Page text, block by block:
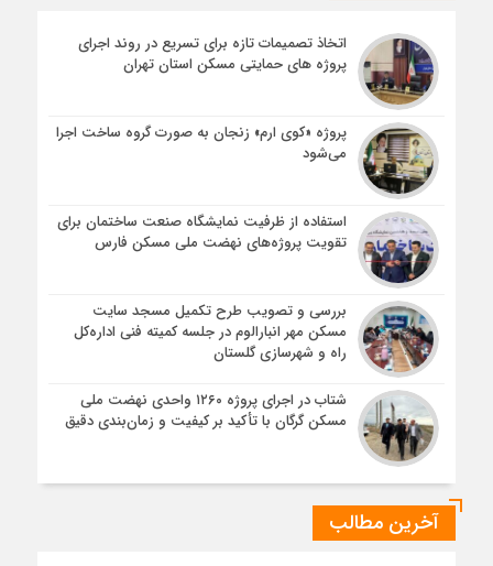
اتخاذ تصمیمات تازه برای تسریع در روند اجرای
پروژه های حمایتی مسکن استان تهران
پروژه «کوی ارم» زنجان به صورت گروه ساخت اجرا
می‌شود
استفاده از ظرفیت نمایشگاه صنعت ساختمان برای
تقویت پروژه‌های نهضت ملی مسکن فارس
بررسی و تصویب طرح تکمیل مسجد سایت
مسکن مهر انبارالوم در جلسه کمیته فنی اداره‌کل
راه و شهرسازی گلستان
شتاب در اجرای پروژه ۱۲۶۰ واحدی نهضت ملی
مسکن گرگان با تأکید بر کیفیت و زمان‌بندی دقیق
آخرین مطالب